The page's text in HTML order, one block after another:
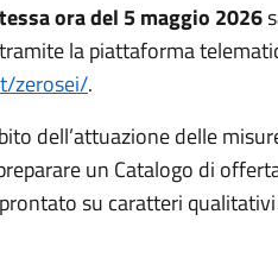
ora del 5 maggio 2026
la piattaforma
zerosei/.
dell’attuazione delle
un Catalogo di
su caratteri